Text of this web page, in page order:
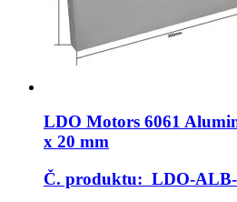
LDO Motors 6061
x 20 mm
Č. produktu: LDO-ALB-